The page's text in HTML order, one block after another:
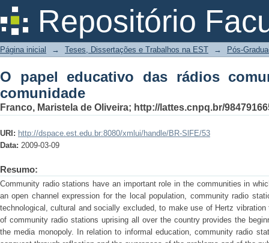
Repositório
O papel educativo das rádios
Página inicial → Teses, Dissertações e Trabalhos na EST → Pós-
O papel educativo das rádios
comunidade
Franco, Maristela de Oliveira; http://lattes.cnpq.br/
URI: http://dspace.est.edu.br:8080/xmlui/handle/BR-SlFE/53
Data: 2009-03-09
Resumo:
Community radio stations have an important role in the communities in
an open channel expression for the local population, community radio
technological, cultural and socially excluded, to make use of Hertz
of community radio stations uprising all over the country provides the
the media monopoly. In relation to informal education, community radio